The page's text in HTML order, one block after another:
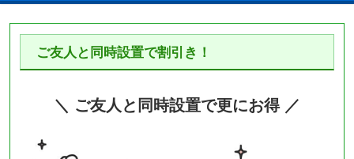
ご友人と同時設置で割引き！
＼ ご友人と同時設置で更にお得 ／